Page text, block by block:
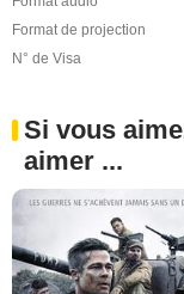
Format de projection
N° de Visa
Si vous
aimer ...